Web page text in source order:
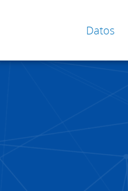
Datos